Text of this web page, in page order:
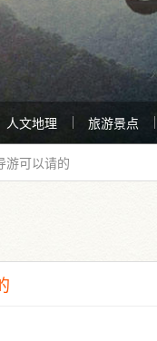
人文地理 旅游景点
游可以请的